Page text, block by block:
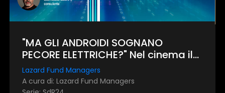
"MA GLI ANDROIDI SOGNANO
PECORE ELETTRICHE?" Nel cinema il
futuro si avvera. E negli
investimenti?
Lazard Fund Managers
A cura di: Lazard Fund Managers